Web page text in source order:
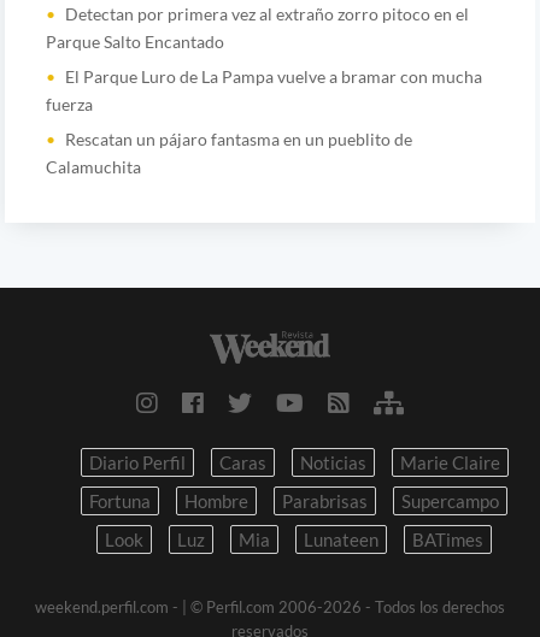
Detectan por primera vez al extraño zorro pitoco en el
Parque Salto Encantado
El Parque Luro de La Pampa vuelve a bramar con mucha
fuerza
Rescatan un pájaro fantasma en un pueblito de
Calamuchita
Diario Perfil Caras Noticias
Marie Claire
Fortuna
Hombre Parabrisas
Supercampo
Look
Luz Mia Lunateen BATimes
weekend.perfil.com -
| © Perfil.com 2006-2026 - Todos los derechos
reservados